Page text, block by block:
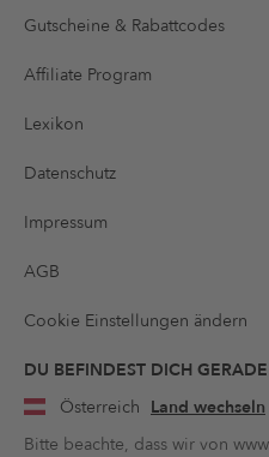
Gutscheine & Rabattcodes
Affiliate Program
Lexikon
Datenschutz
Impressum
AGB
Cookie Einstellungen ändern
DU BEFINDEST DICH
Österreich Land wechseln
Bitte beachte, dass wir von